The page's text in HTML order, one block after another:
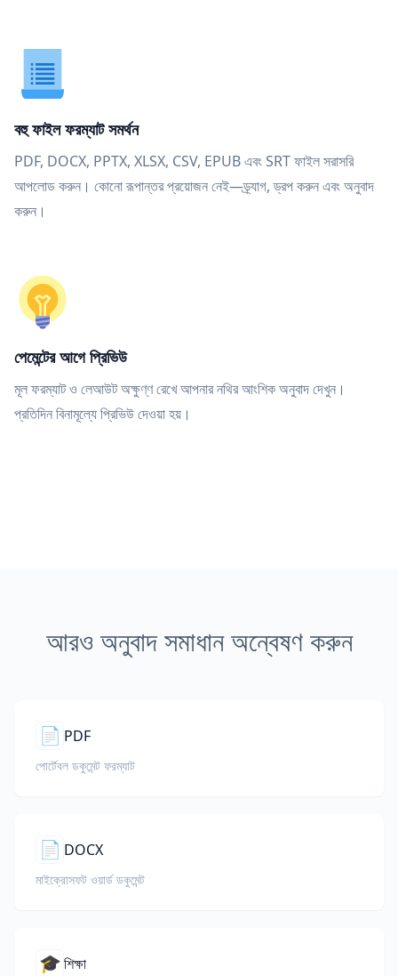
বহু ফাইল ফরম্যাট সমর্থন
PDF, DOCX, PPTX, XLSX, CSV, EPUB এবং SRT ফাইল সরাসরি
আপলোড করুন। কোনো রূপান্তর প্রয়োজন নেই—ড্র্যাগ, ড্রপ করুন এবং অনুবাদ
করুন।
পেমেন্টের আগে প্রিভিউ
মূল ফরম্যাট ও লেআউট অক্ষুণ্ণ রেখে আপনার নথির আংশিক অনুবাদ দেখুন।
প্রতিদিন বিনামূল্যে প্রিভিউ দেওয়া হয়।
আরও অনুবাদ সমাধান অন্বেষণ করুন
📄 PDF
পোর্টেবল ডকুমেন্ট ফরম্যাট
📄 DOCX
মাইক্রোসফট ওয়ার্ড ডকুমেন্ট
🎓শিক্ষা